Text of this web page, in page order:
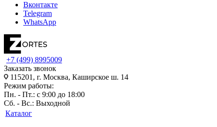
Вконтакте
Telegram
WhatsApp
+7 (499) 8995009
Заказать звонок
115201, г. Москва, Каширское ш. 14
Режим работы:
Пн. - Пт.: с 9:00 до 18:00
Сб. - Вс.: Выходной
Каталог